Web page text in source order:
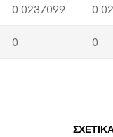
0.0237099
0 0